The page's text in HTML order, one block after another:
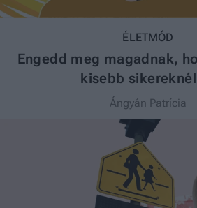
ÉLETMÓD
Engedd meg magadnak,
kisebb
Ángyán Patrícia